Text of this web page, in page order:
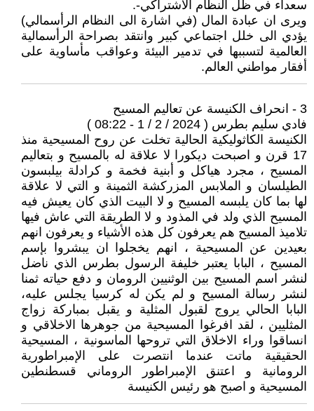
سعداء في ظل النظام الاشتراكي-.
ويرى ان عبادة المال (في اشارة الى النظام الرأسمالي)
يؤدي الى خلل اجتماعي كبير وانتقد بصراحة الرأسمالية
العالمية لتسببها في تدمير البيئة وعواقب مأساوية على
أفقار مواطني العالم.
3 - انحراف الكنيسة عن تعاليم المسيح
فادي سليم بطرس ( 2024 / 2 / 1 - 08:22 )
الكنيسة الكاثوليكية الحالية تخلت عن روح المسيحية منذ
17 قرن و اصبحت ديكورا لا علاقة له بالمسيح و بتعاليم
المسيح ، مجرد هياكل و أبنية فخمة و كرادلة بيلبسون
الطيلسان و الملابس المزركشة الثمينة و التي لا علاقة
لها بما كان يلبسه المسيح و لا البيت الذي كان يعيش فيه
المسيح الذي ولد في المذود و لا الطريقة التي عاش فيها
تلاميذ المسيح هم يعرفون كل هذه الأشياء و يعرفون انهم
بعيدين عن المسيحية ، انهم يخجلوا ان يبشروا بإسم
المسيح ، البابا يعتبر خليفة الرسول بطرس الذي ناضل
لنشر اسم المسيح بين الوثنيين الرومان و دفع حياته ثمنا
لنشر رسالة المسيح و لم يكن له كرسيا يجلس عليه،
البابا الحالي يروج لقبول المثلية و يقبل بمباركة زواج
المثليين ، لقد افرغوا المسيحية من جوهرها الاخلاقي و
انساقوا وراء الاخلاق التي تروحها الماسونية ، المسيحية
الحقيقية ماتت عندما انتصرت على الإمبراطورية
الرومانية و اعتنق الإمبراطور الروماني قسطنطين
المسيحية و اصبح هو رئيس الكنيسة